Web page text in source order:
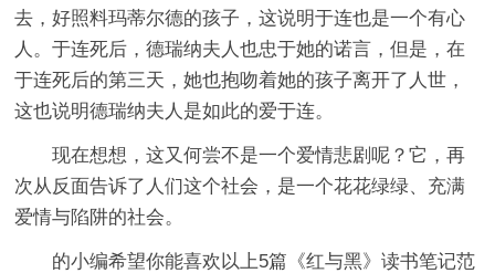
去，好照料玛蒂尔德的孩子，这说明于连也是一个有心
人。于连死后，德瑞纳夫人也忠于她的诺言，但是，在
于连死后的第三天，她也抱吻着她的孩子离开了人世，
这也说明德瑞纳夫人是如此的爱于连。
现在想想，这又何尝不是一个爱情悲剧呢？它，再
次从反面告诉了人们这个社会，是一个花花绿绿、充满
爱情与陷阱的社会。
的小编希望你能喜欢以上5篇 《红与黑》读书笔记范